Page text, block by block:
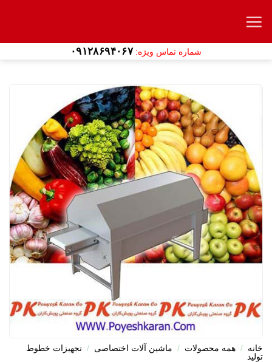
شماره تماس ویژه: ۰۹۱۲۸۶۹۴۰۶۷
خانه / همه محصولات / ماشین آلات اختصاصی / تجهیزات خطوط
تولید